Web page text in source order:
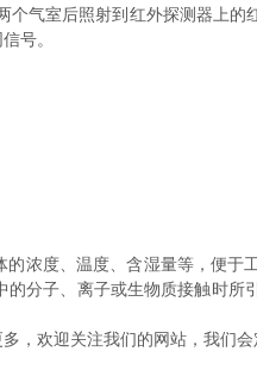
气室后照射到红外探测器上的
号。
度、温度、含湿量等，便于
分子、离子或生物质接触时
欢迎关注我们的网站，我们会